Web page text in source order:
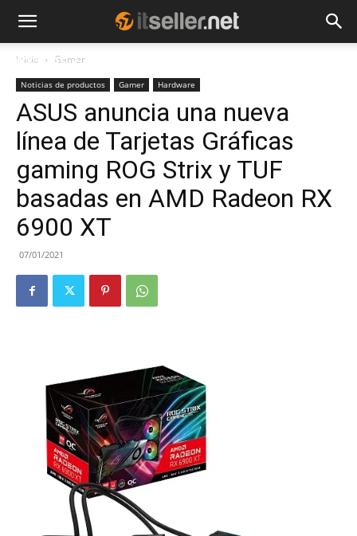
NOTICIAS
Inicio Gamer
Noticias de productos Gamer Hardware
ASUS anuncia una nueva
línea de Tarjetas Gráficas
gaming ROG Strix y TUF
basadas en AMD Radeon RX
6900 XT
07/01/2021